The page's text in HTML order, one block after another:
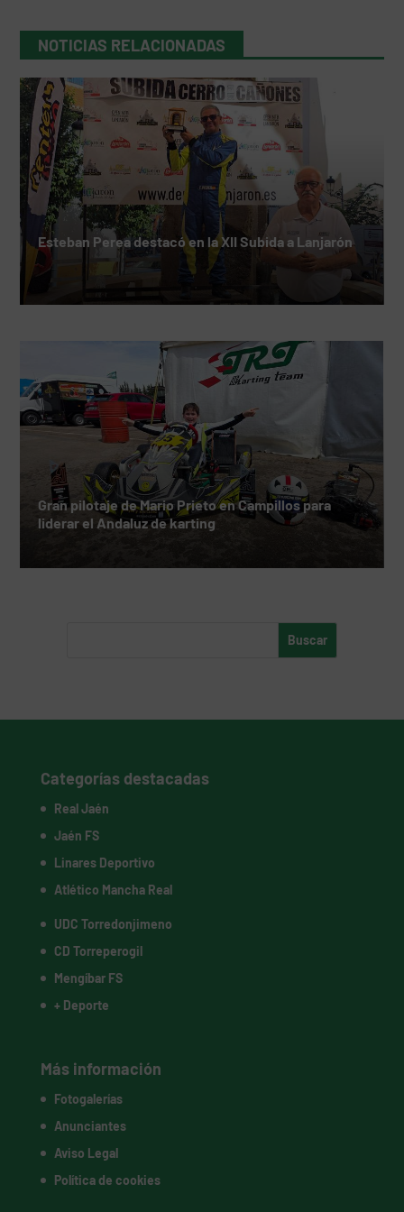
NOTICIAS RELACIONADAS
Esteban Perea destacó en la XII Subida a Lanjarón
Gran pilotaje de Mario Prieto en Campillos para
liderar el Andaluz de karting
Categorías destacadas
Real Jaén
Jaén FS
Linares Deportivo
Atlético Mancha Real
UDC Torredonjimeno
CD Torreperogil
Mengíbar FS
+ Deporte
Más información
Fotogalerías
Anunciantes
Aviso Legal
Política de cookies